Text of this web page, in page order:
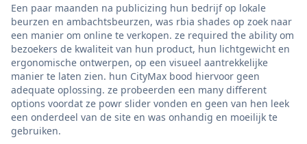
Een paar maanden na publicizing hun bedrijf op lokale
beurzen en ambachtsbeurzen, was rbia shades op zoek naar
een manier om online te verkopen. ze required the ability om
bezoekers de kwaliteit van hun product, hun lichtgewicht en
ergonomische ontwerpen, op een visueel aantrekkelijke
manier te laten zien. hun CityMax bood hiervoor geen
adequate oplossing. ze probeerden een many different
options voordat ze powr slider vonden en geen van hen leek
een onderdeel van de site en was onhandig en moeilijk te
gebruiken.